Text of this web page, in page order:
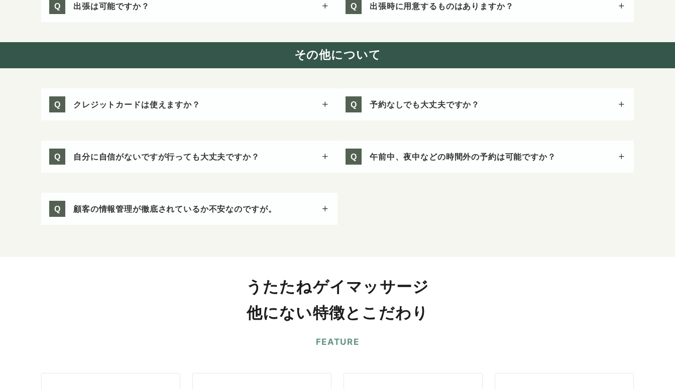
Q 出張は可能ですか？ Q 出張時に用意するものはありますか？
その他について
Q クレジットカードは使えますか？ Q 予約なしでも大丈夫ですか？
Q 自分に自信がないですが行っても大丈夫ですか？ Q 午前中、夜中などの時間外の予約は可能ですか？
Q 顧客の情報管理が徹底されているか不安なのですが。
うたたねゲイマッサージ
他にない特徴とこだわり
FEATURE